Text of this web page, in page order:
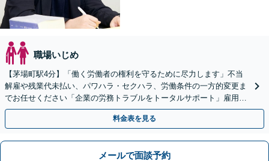
職場いじめ
【茅場町駅4分】「働く労働者の権利を守るために尽力します」不当
解雇や残業代未払い、パワハラ・セクハラ、労働条件の一方的変更ま
でお任せください「企業の労務トラブルをトータルサポート」雇用契
約書や就業規則のリーガルチェックなど
料金表を見る
メールで面談予約